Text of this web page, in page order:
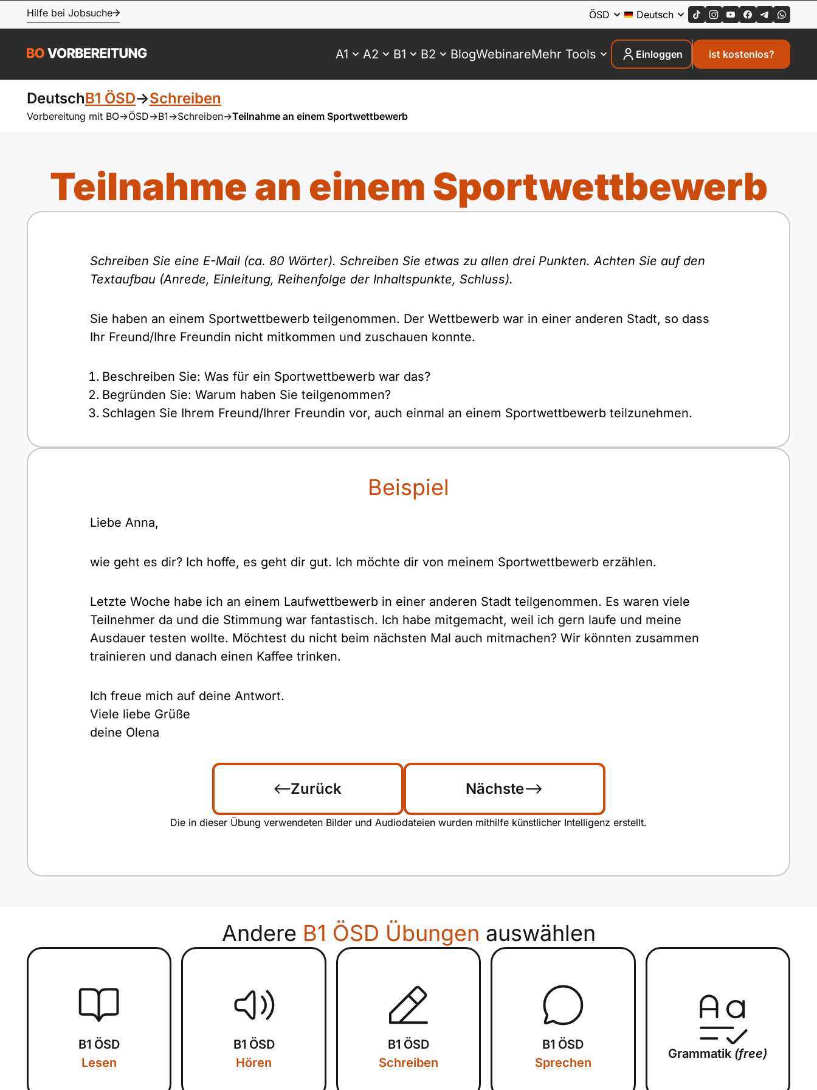
Hilfe bei Jobsuche ÖSD Deutsch
A1 A2 B1 B2 BlogWebinareMehr Tools Einloggen ist kostenlos?
DeutschB1 ÖSD->Schreiben
Vorbereitung mit BO->ÖSD->B1->Schreiben->Teilnahme an einem Sportwettbewerb
Teilnahme an einem Sportwettbewerb
Schreiben Sie eine E-Mail (ca. 80 Wörter). Schreiben Sie etwas zu allen drei Punkten. Achten Sie auf den
Textaufbau (Anrede, Einleitung, Reihenfolge der Inhaltspunkte, Schluss).
Sie haben an einem Sportwettbewerb teilgenommen. Der Wettbewerb war in einer anderen Stadt, so dass
Ihr Freund/Ihre Freundin nicht mitkommen und zuschauen konnte.
Beschreiben Sie: Was für ein Sportwettbewerb war das?
Begründen Sie: Warum haben Sie teilgenommen?
Schlagen Sie Ihrem Freund/Ihrer Freundin vor, auch einmal an einem Sportwettbewerb teilzunehmen.
Beispiel
Liebe Anna,
wie geht es dir? Ich hoffe, es geht dir gut. Ich möchte dir von meinem Sportwettbewerb erzählen.
Letzte Woche habe ich an einem Laufwettbewerb in einer anderen Stadt teilgenommen. Es waren viele
Teilnehmer da und die Stimmung war fantastisch. Ich habe mitgemacht, weil ich gern laufe und meine
Ausdauer testen wollte. Möchtest du nicht beim nächsten Mal auch mitmachen? Wir könnten zusammen
trainieren und danach einen Kaffee trinken.
Ich freue mich auf deine Antwort.
Viele liebe Grüße
deine Olena
Zurück Nächste
Die in dieser Übung verwendeten Bilder und Audiodateien wurden mithilfe künstlicher Intelligenz erstellt.
Andere B1 ÖSD Übungen auswählen
B1 ÖSD
Lesen
B1 ÖSD
Hören
B1 ÖSD
Schreiben
B1 ÖSD
Sprechen
Grammatik (free)